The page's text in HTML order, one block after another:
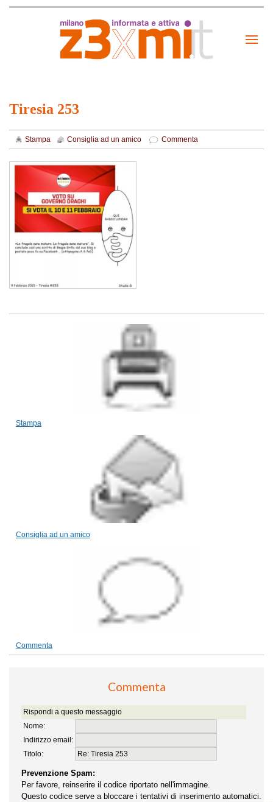
Tiresia 253
Stampa Consiglia ad un amico Commenta
Stampa
Consiglia ad un amico
Commenta
Commenta
Rispondi a questo messaggio
Nome:
Indirizzo email:
Titolo:
Prevenzione Spam:
Per favore, reinserire il codice riportato nell'immagine.
Questo codice serve a bloccare i tentativi di inserimento automatici.